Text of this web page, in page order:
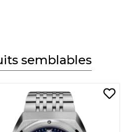
semblables